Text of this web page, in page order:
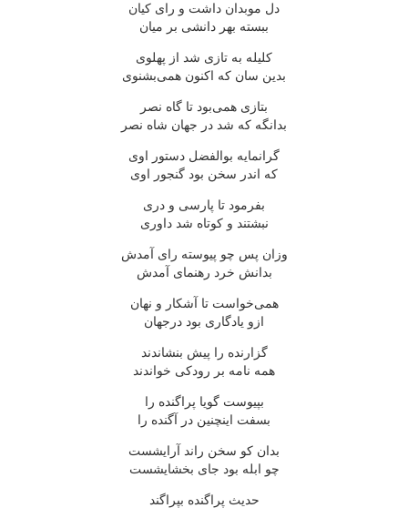
دل موبدان داشت و رای کیان
ببسته بهر دانشی بر میان
کلیله به تازی شد از پهلوی
بدین سان که اکنون همی‌بشنوی
بتازی همی‌بود تا گاه نصر
بدانگه که شد در جهان شاه نصر
گرانمایه بوالفضل دستور اوی
که اندر سخن بود گنجور اوی
بفرمود تا پارسی و دری
نبشتند و کوتاه شد داوری
وزان پس چو پیوسته رای آمدش
بدانش خرد رهنمای آمدش
همی‌خواست تا آشکار و نهان
ازو یادگاری بود درجهان
گزارنده را پیش بنشاندند
همه نامه بر رودکی خواندند
بپیوست گویا پراگنده را
بسفت اینچنین در آگنده را
بدان کو سخن راند آرایشست
چو ابله بود جای بخشایشست
حدیث پراگنده بپراگند